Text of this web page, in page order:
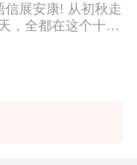
，全都在这个十月